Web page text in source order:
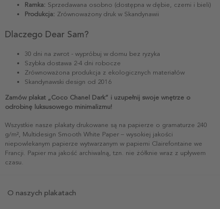
Ramka: Sprzedawana osobno (dostępna w dębie, czerni i bieli)
Produkcja: Zrównoważony druk w Skandynawii
Dlaczego Dear Sam?
30 dni na zwrot - wypróbuj w domu bez ryzyka
Szybka dostawa 2-4 dni robocze
Zrównoważona produkcja z ekologicznych materiałów
Skandynawski design od 2016
Zamów plakat „Coco Chanel Dark” i uzupełnij swoje wnętrze o
odrobinę luksusowego minimalizmu!
Wszystkie nasze plakaty drukowane są na papierze o gramaturze 240
g/m², Multidesign Smooth White Paper – wysokiej jakości
niepowlekanym papierze wytwarzanym w papierni Clairefontaine we
Francji. Papier ma jakość archiwalną, tzn. nie żółknie wraz z upływem
czasu.
O naszych plakatach